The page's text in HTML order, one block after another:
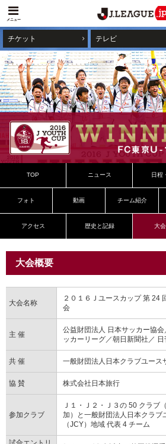
メニュー
チケット テレビ
TOP ニュース 日程
フォト 動画 チーム紹介
アクセス 歴史と記録 大
大会概要
大会名称
２０１６Ｊユースカップ 第 24
会
主 催
公益財団法人 日本サッカー協
ッカーリーグ／朝日新聞社／
共 催 一般財団法人日本クラブユース
協 賛 株式会社日本旅行
参加クラブ
Ｊ１・Ｊ２・Ｊ３の 50 クラブ
加）と一般財団法人日本クラブ
（JCY）地域 代表 4 チーム